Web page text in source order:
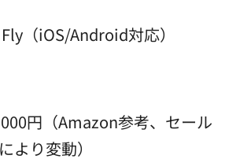
（iOS/Android対応）
円（Amazon参考、セール
より変動）